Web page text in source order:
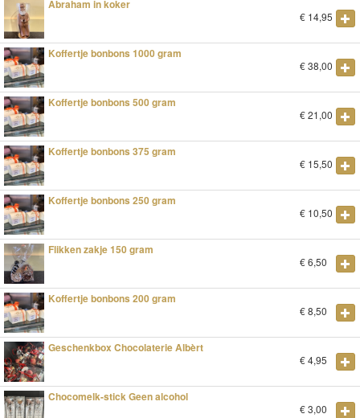
€ 14,95
Abraham in koker
€38,00
Koffertje bonbons 1000 gram
€21,00
Koffertje bonbons 500 gram
€ 15,50
Koffertje bonbons 375 gram
€ 10,50
Koffertje bonbons 250 gram
€6,50
Flikken zakje 150 gram
€8,50
Koffertje bonbons 200 gram
€4,95
Geschenkbox Chocolaterie Albèrt
€3,00
Chocomelk-stick Geen alcohol